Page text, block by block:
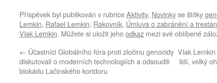
Příspěvek byl publikován v rubriceAktivity, Novinkyse štítky
Lemkin, Rafael Lemkin, Rakovník, Úmluva o zabránění a
Vlak Lemkin. Můžete si uložit jehoodkaz mezi své oblíbené
← Účastníci Globálního fóra proti zločinu genocidy
diskutovali o moderních technologiích a odsoudili
blokádu Lačinského koridoru
Vlak
lidí, velký